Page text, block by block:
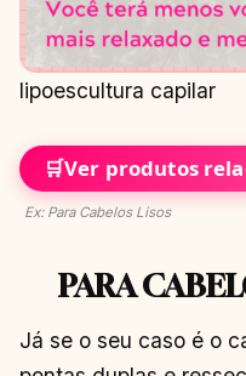
lipoescultura capilar
🛒Ver produtos
Ex: Para Cabelos Lisos
PARA
Já se o seu caso é o